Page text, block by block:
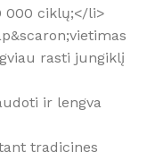
000 ciklų;</li>
rasti jungiklį
ir lengva
tradicines